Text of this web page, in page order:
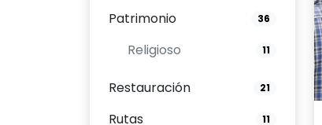
Patrimonio 36
Religioso 11
Restauración 21
Rutas 11